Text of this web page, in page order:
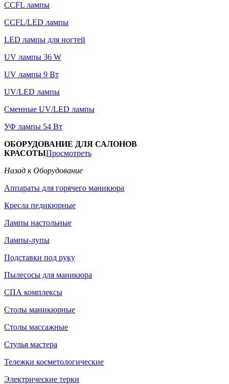
CCFL лампы
CCFL/LED лампы
LED лампы для ногтей
UV лампы 36 W
UV лампы 9 Вт
UV/LED лампы
Сменные UV/LED лампы
УФ лампы 54 Вт
ОБОРУДОВАНИЕ ДЛЯ САЛОНОВ
КРАСОТЫПросмотреть
Назад к Оборудование
Аппараты для горячего маникюра
Кресла педикюрные
Лампы настольные
Лампы-лупы
Подставки под руку
Пылесосы для маникюра
СПА комплексы
Столы маникюрные
Столы массажные
Стулья мастера
Тележки косметологические
Электрические терки